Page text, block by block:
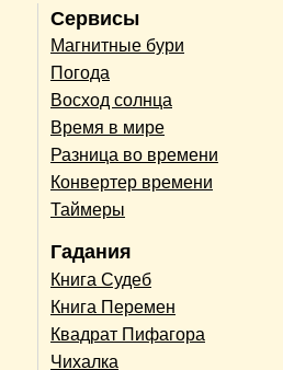
Сервисы
Магнитные бури
Погода
Восход солнца
Время в мире
Разница во времени
Конвертер времени
Таймеры
Гадания
Книга Судеб
Книга Перемен
Квадрат Пифагора
Чихалка